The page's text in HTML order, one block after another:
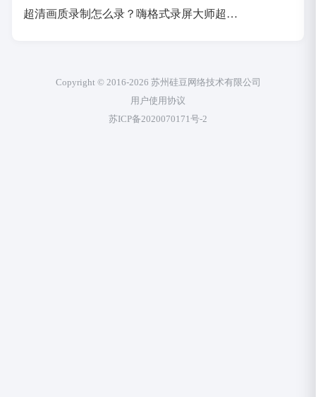
超清画质录制怎么录？嗨格式录屏大师超…
Copyright © 2016-2026 苏州硅豆网络技术有限公司
用户使用协议
苏ICP备2020070171号-2